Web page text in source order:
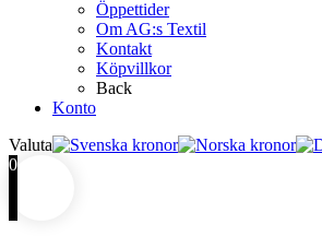
Öppettider
Om AG:s Textil
Kontakt
Köpvillkor
Back
Konto
Valuta
0